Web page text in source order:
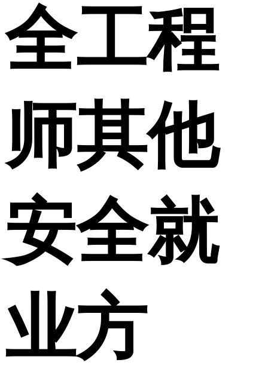
全工程
师其他
安全就
业方